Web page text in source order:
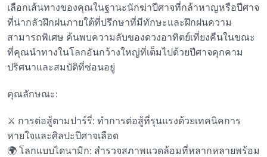
เลือกเส้นทางของคุณในฐานะนักฆ่าปีศาจที่กล้าหาญหรือปีศาจ
ที่น่ากลัวฝึกฝนภายใต้ที่ปรึกษาที่มีทักษะและฝึกฝนความ
สามารถพิเศษ ค้นพบความลับของดวงอาทิตย์เที่ยงคืนในขณะ
ที่คุณนําทางในโลกอันกว้างใหญ่ที่เต็มไปด้วยปีศาจคุกคาม
ปริศนาและสมบัติที่ซ่อนอยู่
คุณลักษณะ:
⚔️ การต่อสู้ตามปาร์รี่: ทําการต่อสู้ที่รุนแรงด้วยเทคนิคการ
หายใจและศิลปะปีศาจเลือด
🌍 โลกแบบไดนามิก: สํารวจสภาพแวดล้อมที่หลากหลายพร้อม